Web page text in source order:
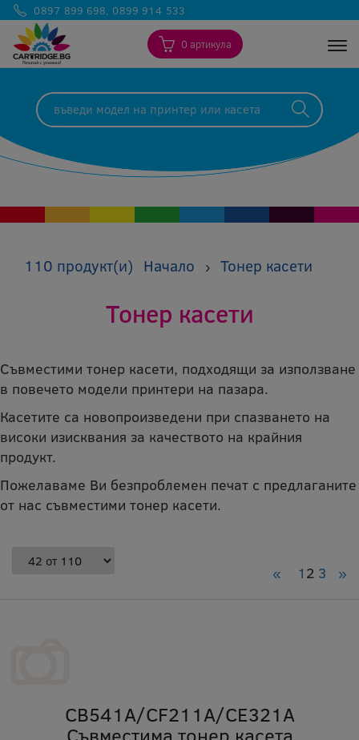
0897 899 698, 0899 914 533
0 артикула
110 продукт(и) Начало › Тонер касети
Тонер касети
Съвместими тонер касети, подходящи за използване
в повечето модели принтери на пазара.
Касетите са новопроизведени при спазването на
високи изисквания за качеството на крайния
продукт.
Пожелаваме Ви безпроблемен печат с предлаганите
от нас съвместими тонер касети.
« 1 2 3 »
CB541A/CF211A/CE321A